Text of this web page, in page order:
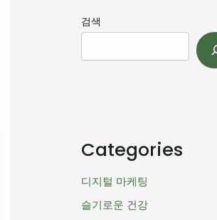
검색
Categories
디지털 마케팅
슬기로운 건강